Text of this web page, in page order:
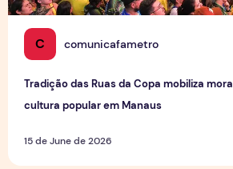
C comunicafametro
Tradição das Ruas da Copa mobiliza
cultura popular em Manaus
15 de June de 2026